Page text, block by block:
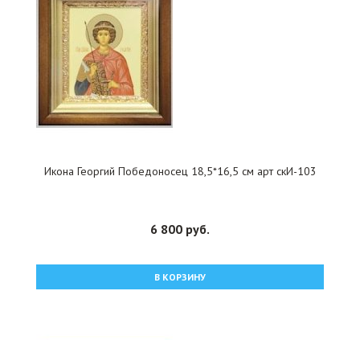
Икона Георгий Победоносец 18,5*16,5 см арт скИ-103
6 800 руб.
В КОРЗИНУ